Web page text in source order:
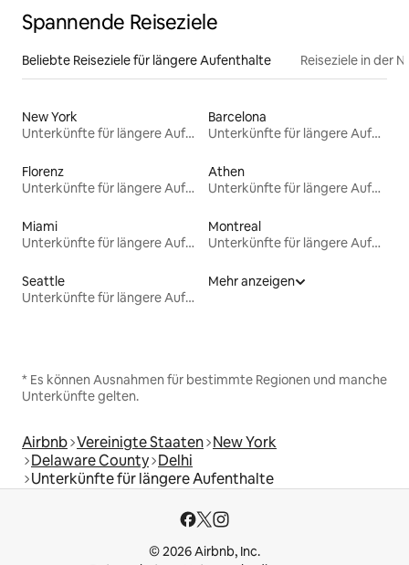
Spannende Reiseziele
Beliebte Reiseziele für längere Aufenthalte Reiseziele in der
New York
Unterkünfte für längere Aufenthalte
Barcelona
Unterkünfte für längere Aufenthalte
Florenz
Unterkünfte für längere Aufenthalte
Athen
Unterkünfte für längere Aufenthalte
Miami
Unterkünfte für längere Aufenthalte
Montreal
Unterkünfte für längere Aufenthalte
Seattle
Unterkünfte für längere Aufenthalte
Mehr anzeigen
* Es können Ausnahmen für bestimmte Regionen und manche
Unterkünfte gelten.
Airbnb Vereinigte Staaten New York
Delaware County Delhi
Unterkünfte für längere Aufenthalte
© 2026 Airbnb, Inc.